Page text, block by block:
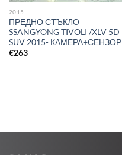
2015
ПРЕДНО СТЪКЛО
SSANGYONG TIVOLI /XLV 5D
SUV 2015- КАМЕРА+СЕНЗОР
€263